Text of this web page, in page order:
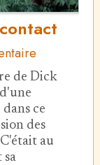
de Dick
ce
des
au
sa